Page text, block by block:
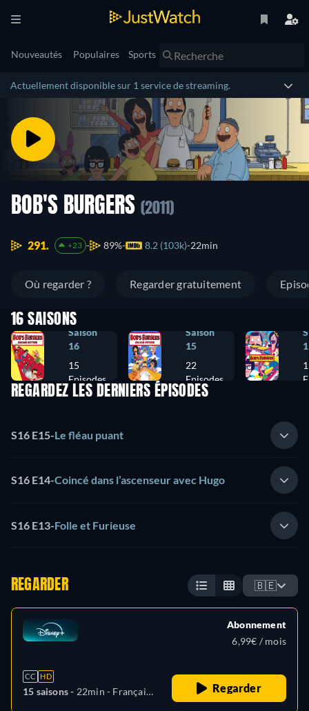
Nouveautés Populaires Sports
Actuellement disponible sur 1 service de streaming.
BOB'S BURGERS (2011)
291. +23 89% 8.2 (103k) 22min
Où regarder ? Regarder gratuitement
16 SAISONS
Saison
16
15
Episodes
Saison
15
22
Episodes
REGARDEZ LES DERNIERS ÉPISODES
S16 E15-Le fléau puant
S16 E14-Coincé dans l’ascenseur avec Hugo
S16 E13-Folle et Furieuse
REGARDER 🇧🇪
CC HD
15 saisons - 22min - Français,
Abonnement
6,99€ / mois
Regarder